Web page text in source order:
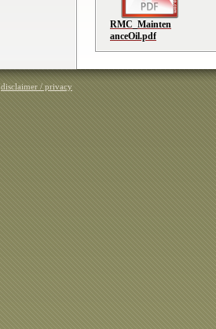
RMC_Mainten
anceOil.pdf
disclaimer / privacy